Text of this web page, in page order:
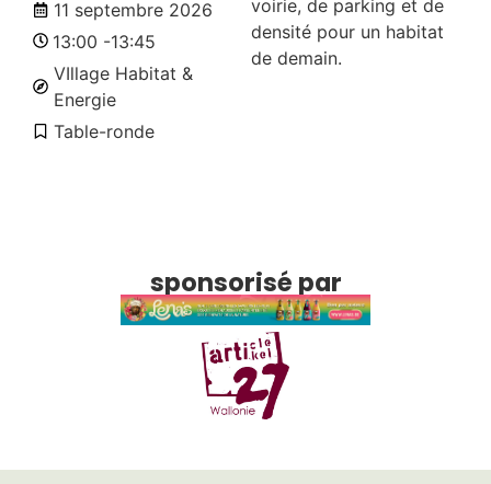
11 septembre 2026
13:00 -13:45
VIllage Habitat &
Energie
Table-ronde
voirie, de parking et de
densité pour un habitat
de demain.
sponsorisé par